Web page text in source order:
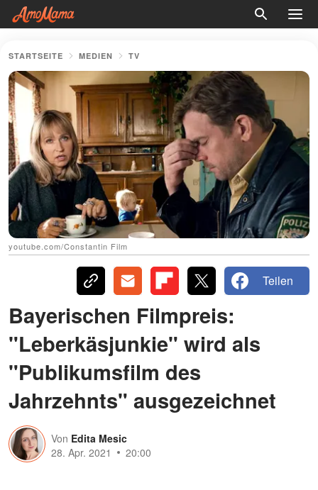
STARTSEITE MEDIEN TV
youtube.com/Constantin Film
Teilen
Bayerischen Filmpreis:
"Leberkäsjunkie" wird als
"Publikumsfilm des
Jahrzehnts" ausgezeichnet
Von Edita Mesic
28. Apr. 2021
20:00